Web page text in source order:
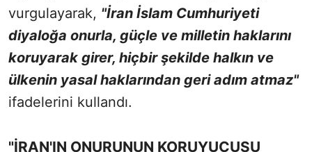
vurgulayarak, "İran İslam Cumhuriyeti
diyaloğa onurla, güçle ve milletin haklarını
koruyarak girer, hiçbir şekilde halkın ve
ülkenin yasal haklarından geri adım atmaz"
ifadelerini kullandı.
"İRAN'IN ONURUNUN KORUYUCUSU